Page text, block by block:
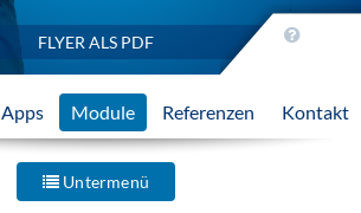
FLYER ALS PDF
Apps Module Referenzen Kontakt
Untermenü